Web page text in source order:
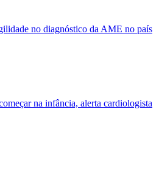
no diagnóstico da AME no país
na infância, alerta cardiologista